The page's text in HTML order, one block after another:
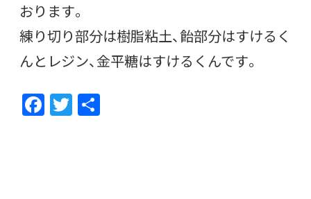
おります。
練り切り部分は樹脂粘土、飴部分はすけるく
んとレジン、金平糖はすけるくんです。
F
ac
T
w